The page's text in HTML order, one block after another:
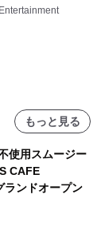
もっと見る
使用スムージー
CAFE
ランドオープン